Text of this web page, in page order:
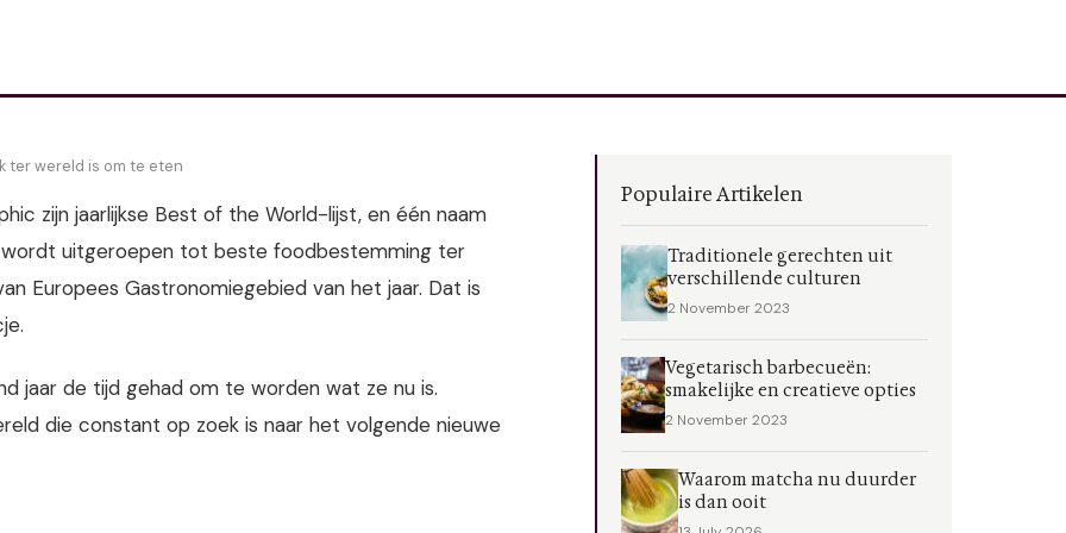
ter wereld is om te eten
zijn jaarlijkse Best of the World-lijst, en één naam
uitgeroepen tot beste foodbestemming ter
Europees Gastronomiegebied van het jaar. Dat is
jaar de tijd gehad om te worden wat ze nu is.
die constant op zoek is naar het volgende nieuwe
Populaire Artikelen
Traditionele gerechten uit
verschillende culturen
2 November 2023
Vegetarisch barbecueën:
smakelijke en creatieve opties
2 November 2023
Waarom matcha nu duurder
is dan ooit